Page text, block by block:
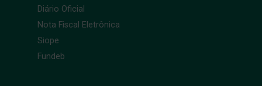
Diário Oficial
Nota Fiscal Eletrônica
Siope
Fundeb